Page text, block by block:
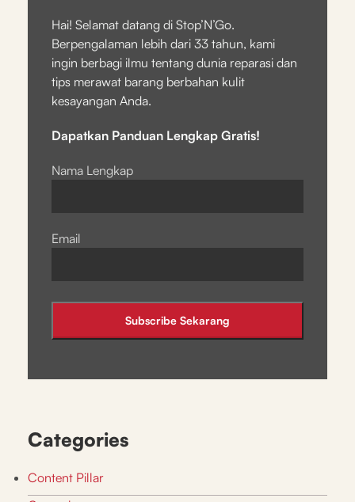
Hai! Selamat datang di Stop’N’Go.
Berpengalaman lebih dari 33 tahun, kami
ingin berbagi ilmu tentang dunia reparasi dan
tips merawat barang berbahan kulit
kesayangan Anda.
Dapatkan Panduan Lengkap Gratis!
Nama Lengkap
Email
Categories
Content Pillar